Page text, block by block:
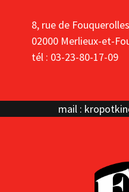
8, rue de Fouquerolles
02000 Merlieux-et-
tél : 03-23-80-17-09
mail :